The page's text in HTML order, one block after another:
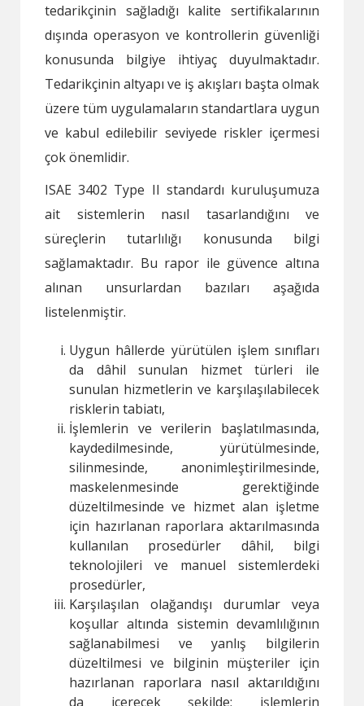
tedarikçinin sağladığı kalite sertifikalarının
dışında operasyon ve kontrollerin güvenliği
konusunda bilgiye ihtiyaç duyulmaktadır.
Tedarikçinin altyapı ve iş akışları başta olmak
üzere tüm uygulamaların standartlara uygun
ve kabul edilebilir seviyede riskler içermesi
çok önemlidir.
ISAE 3402 Type II standardı kuruluşumuza
ait sistemlerin nasıl tasarlandığını ve
süreçlerin tutarlılığı konusunda bilgi
sağlamaktadır. Bu rapor ile güvence altına
alınan unsurlardan bazıları aşağıda
listelenmiştir.
Uygun hâllerde yürütülen işlem sınıfları
da dâhil sunulan hizmet türleri ile
sunulan hizmetlerin ve karşılaşılabilecek
risklerin tabiatı,
İşlemlerin ve verilerin başlatılmasında,
kaydedilmesinde, yürütülmesinde,
silinmesinde, anonimleştirilmesinde,
maskelenmesinde gerektiğinde
düzeltilmesinde ve hizmet alan işletme
için hazırlanan raporlara aktarılmasında
kullanılan prosedürler dâhil, bilgi
teknolojileri ve manuel sistemlerdeki
prosedürler,
Karşılaşılan olağandışı durumlar veya
koşullar altında sistemin devamlılığının
sağlanabilmesi ve yanlış bilgilerin
düzeltilmesi ve bilginin müşteriler için
hazırlanan raporlara nasıl aktarıldığını
da içerecek şekilde; işlemlerin